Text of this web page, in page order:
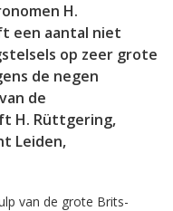
H.
een aantal niet
op zeer grote
de negen
de
H. Rüttgering,
Leiden,
van de grote Brits-